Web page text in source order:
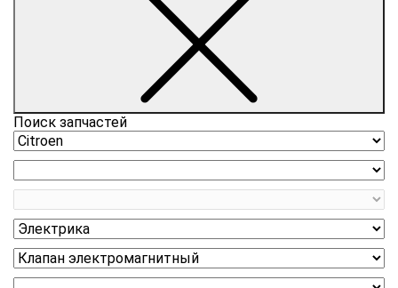
Поиск запчастей